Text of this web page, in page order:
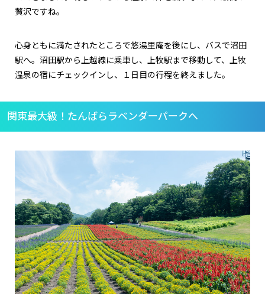
贅沢ですね。
心身ともに満たされたところで悠湯里庵を後にし、バスで沼田
駅へ。沼田駅から上越線に乗車し、上牧駅まで移動して、上牧
温泉の宿にチェックインし、１日目の行程を終えました。
関東最大級！たんばらラベンダーパークへ